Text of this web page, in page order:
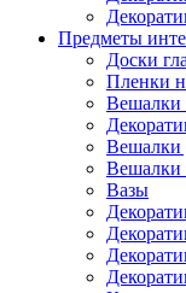
Предметы
Доски
Пленки
Вешалки
Вешалки
Вешалки
Вазы